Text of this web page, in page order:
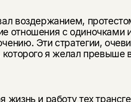
воздержанием,
отношения с одиночками
Эти стратегии,
я желал превыше
жизнь и работу тех